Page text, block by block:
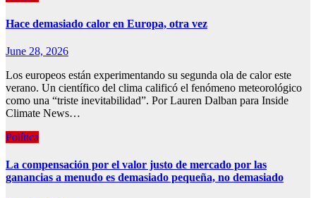
Hace demasiado calor en Europa, otra vez
June 28, 2026
Los europeos están experimentando su segunda ola de calor este
verano. Un científico del clima calificó el fenómeno meteorológico
como una “triste inevitabilidad”. Por Lauren Dalban para Inside
Climate News…
Política
La compensación por el valor justo de mercado por las
ganancias a menudo es demasiado pequeña, no demasiado